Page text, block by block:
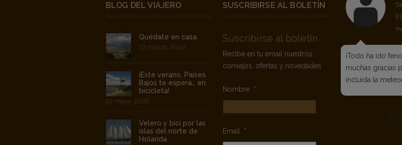
BLOG DEL VIAJERO
Quédate en casa
27 marzo, 2020
¡Este verano, Países
Bajos te espera… en
bicicleta!
22 mayo, 2026
Velero y bici por las
islas del norte de
Holanda
SUSCRIBIRSE AL BOLETÍN
Suscribirse al boletín
Recibe en tu email nuestros
consejos, ofertas y novedades
Nombre *
Email *
¡Todo ha ido
muchas gracias
incluida la